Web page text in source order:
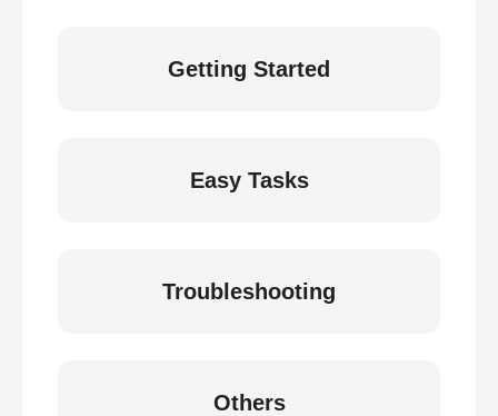
Getting Started
Easy Tasks
Troubleshooting
Others